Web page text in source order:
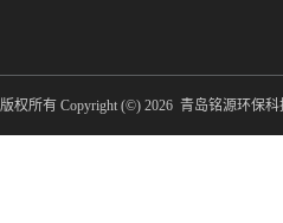
版权所有 Copyright (©) 2026 青岛铭源环保科